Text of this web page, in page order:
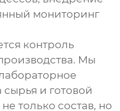
мониторинг
контроль
Мы
и готовой
только состав, но